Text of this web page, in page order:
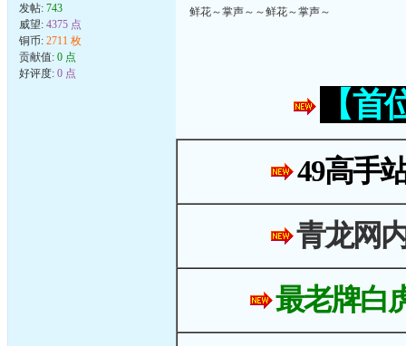
发帖: 743
威望: 4375 点
铜币: 2711 枚
贡献值: 0 点
好评度: 0 点
鲜花～掌声～～鲜花～掌声～
【
49高手
青龙网
最老牌白